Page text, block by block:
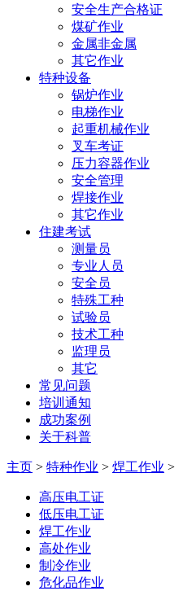
安全生产合格证
煤矿作业
金属非金属
其它作业
特种设备
锅炉作业
电梯作业
起重机械作业
叉车考证
压力容器作业
安全管理
焊接作业
其它作业
住建考试
测量员
专业人员
安全员
特殊工种
试验员
技术工种
监理员
其它
常见问题
培训通知
成功案例
关于科普
主页 > 特种作业 > 焊工作业 >
高压电工证
低压电工证
焊工作业
高处作业
制冷作业
危化品作业